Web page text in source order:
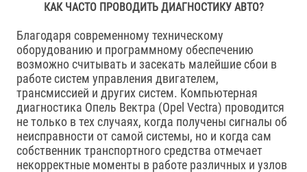
КАК ЧАСТО ПРОВОДИТЬ ДИАГНОСТИКУ АВТО?
Благодаря современному техническому
оборудованию и программному обеспечению
возможно считывать и засекать малейшие сбои в
работе систем управления двигателем,
трансмиссией и других систем. Компьютерная
диагностика Опель Вектра (Opel Vectra) проводится
не только в тех случаях, когда получены сигналы об
неисправности от самой системы, но и когда сам
собственник транспортного средства отмечает
некорректные моменты в работе различных и узлов